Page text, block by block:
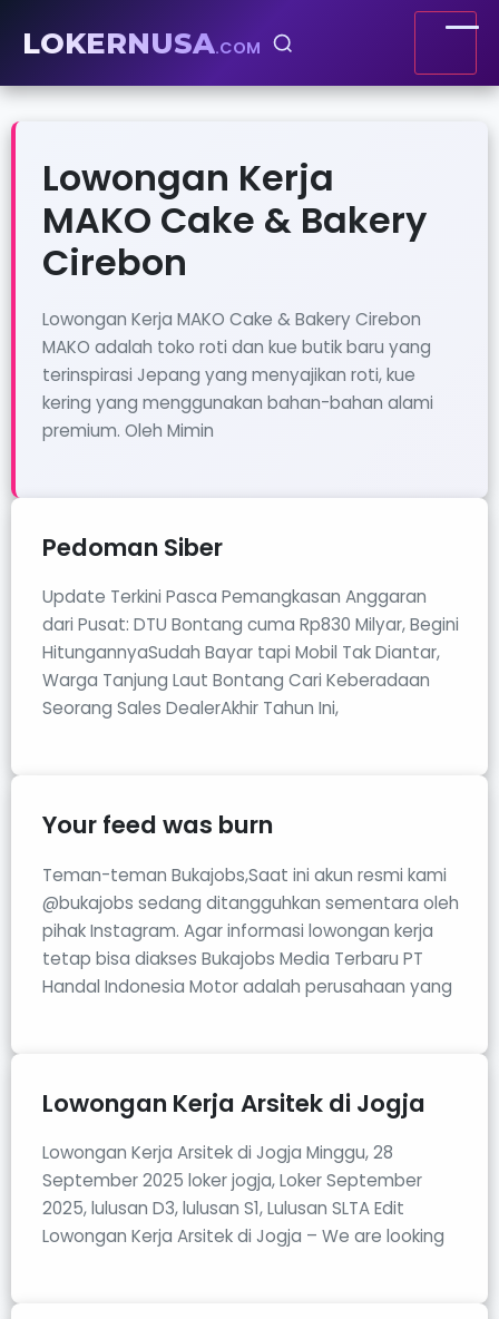
LOKERNUSA.COM
Lowongan Kerja
MAKO Cake & Bakery
Cirebon
Lowongan Kerja MAKO Cake & Bakery Cirebon
MAKO adalah toko roti dan kue butik baru yang
terinspirasi Jepang yang menyajikan roti, kue
kering yang menggunakan bahan-bahan alami
premium. Oleh Mimin
Pedoman Siber
Update Terkini Pasca Pemangkasan Anggaran
dari Pusat: DTU Bontang cuma Rp830 Milyar, Begini
HitungannyaSudah Bayar tapi Mobil Tak Diantar,
Warga Tanjung Laut Bontang Cari Keberadaan
Seorang Sales DealerAkhir Tahun Ini,
Your feed was burn
Teman-teman Bukajobs,Saat ini akun resmi kami
@bukajobs sedang ditangguhkan sementara oleh
pihak Instagram. Agar informasi lowongan kerja
tetap bisa diakses Bukajobs Media Terbaru PT
Handal Indonesia Motor adalah perusahaan yang
Lowongan Kerja Arsitek di Jogja
Lowongan Kerja Arsitek di Jogja Minggu, 28
September 2025 loker jogja, Loker September
2025, lulusan D3, lulusan S1, Lulusan SLTA Edit
Lowongan Kerja Arsitek di Jogja – We are looking